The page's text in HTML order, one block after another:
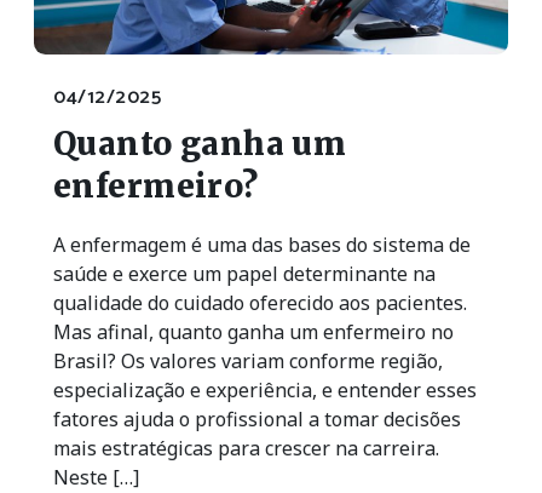
04/12/2025
Quanto ganha um
enfermeiro?
A enfermagem é uma das bases do sistema de
saúde e exerce um papel determinante na
qualidade do cuidado oferecido aos pacientes.
Mas afinal, quanto ganha um enfermeiro no
Brasil? Os valores variam conforme região,
especialização e experiência, e entender esses
fatores ajuda o profissional a tomar decisões
mais estratégicas para crescer na carreira.
Neste […]